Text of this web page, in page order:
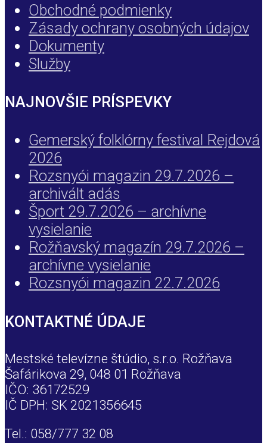
Obchodné podmienky
Zásady ochrany osobných údajov
Dokumenty
Služby
NAJNOVŠIE PRÍSPEVKY
Gemerský folklórny festival Rejdová
2026
Rozsnyói magazin 29.7.2026 –
archivált adás
Šport 29.7.2026 – archívne
vysielanie
Rožňavský magazín 29.7.2026 –
archívne vysielanie
Rozsnyói magazin 22.7.2026
KONTAKTNÉ ÚDAJE
Mestské televízne štúdio, s.r.o. Rožňava
Šafárikova 29, 048 01 Rožňava
IČO: 36172529
IČ DPH: SK 2021356645
Tel.: 058/777 32 08